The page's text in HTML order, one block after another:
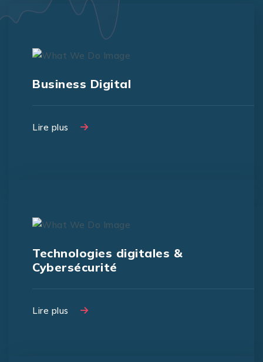
Business Digital
Lire plus
Technologies digitales &
Cybersécurité
Lire plus